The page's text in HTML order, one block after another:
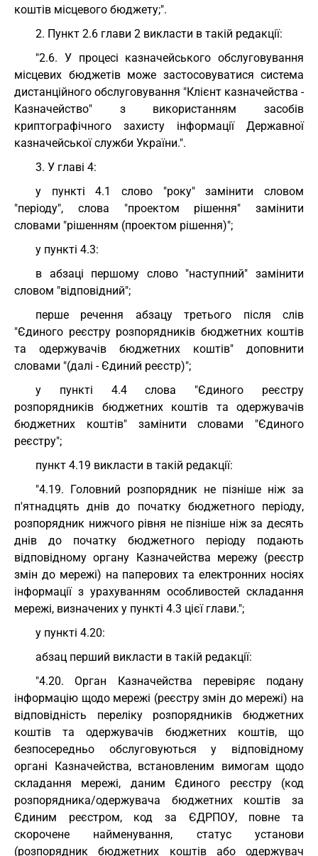
коштів місцевого бюджету;".
2. Пункт 2.6 глави 2 викласти в такій редакції:
"2.6. У процесі казначейського обслуговування
місцевих бюджетів може застосовуватися система
дистанційного обслуговування "Клієнт казначейства -
Казначейство" з використанням засобів
криптографічного захисту інформації Державної
казначейської служби України.".
3. У главі 4:
у пункті 4.1 слово "року" замінити словом
"періоду", слова "проектом рішення" замінити
словами "рішенням (проектом рішення)";
у пункті 4.3:
в абзаці першому слово "наступний" замінити
словом "відповідний";
перше речення абзацу третього після слів
"Єдиного реєстру розпорядників бюджетних коштів
та одержувачів бюджетних коштів" доповнити
словами "(далі - Єдиний реєстр)";
у пункті 4.4 слова "Єдиного реєстру
розпорядників бюджетних коштів та одержувачів
бюджетних коштів" замінити словами "Єдиного
реєстру";
пункт 4.19 викласти в такій редакції:
"4.19. Головний розпорядник не пізніше ніж за
п'ятнадцять днів до початку бюджетного періоду,
розпорядник нижчого рівня не пізніше ніж за десять
днів до початку бюджетного періоду подають
відповідному органу Казначейства мережу (реєстр
змін до мережі) на паперових та електронних носіях
інформації з урахуванням особливостей складання
мережі, визначених у пункті 4.3 цієї глави.";
у пункті 4.20:
абзац перший викласти в такій редакції:
"4.20. Орган Казначейства перевіряє подану
інформацію щодо мережі (реєстру змін до мережі) на
відповідність переліку розпорядників бюджетних
коштів та одержувачів бюджетних коштів, що
безпосередньо обслуговуються у відповідному
органі Казначейства, встановленим вимогам щодо
складання мережі, даним Єдиного реєстру (код
розпорядника/одержувача бюджетних коштів за
Єдиним реєстром, код за ЄДРПОУ, повне та
скорочене найменування, статус установи
(розпорядник бюджетних коштів або одержувач